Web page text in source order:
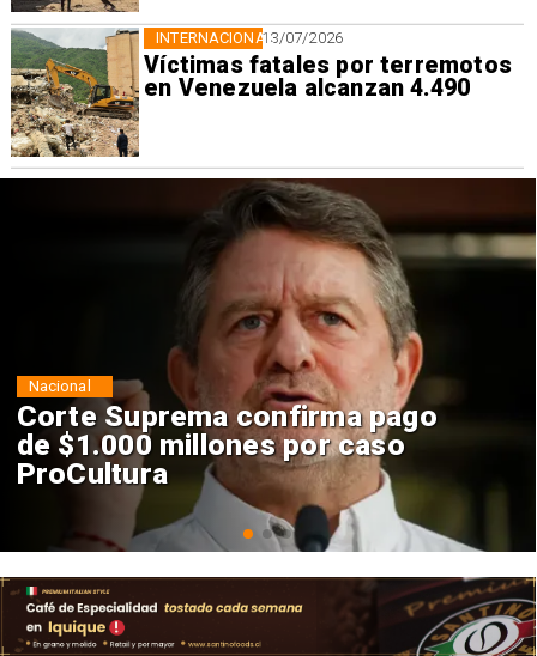
13/07/2026
Víctimas fatales por terremotos
en Venezuela alcanzan 4.490
INTERNACIONAL
Codelco suspende
construcción de Andes Norte
en El Teniente por riesgos
sísmicos
Nacional